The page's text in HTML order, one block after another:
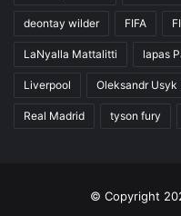
deontay wilder FIFA
LaNyalla Mattalitti lapas
Liverpool Oleksandr Usyk
Real Madrid tyson fury
© Copyright